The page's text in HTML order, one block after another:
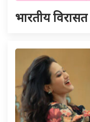
भारतीय विरासत